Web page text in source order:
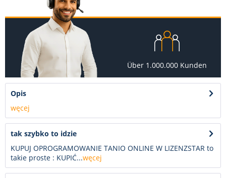
Über 1.000.000 Kunden
Opis
węcej
tak szybko to idzie
KUPUJ OPROGRAMOWANIE TANIO ONLINE W LIZENZSTAR to
takie proste : KUPIĆ...węcej